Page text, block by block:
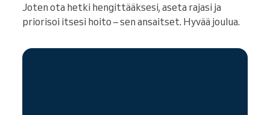
Joten ota hetki hengittääksesi, aseta rajasi ja
priorisoi itsesi hoito – sen ansaitset. Hyvää joulua.